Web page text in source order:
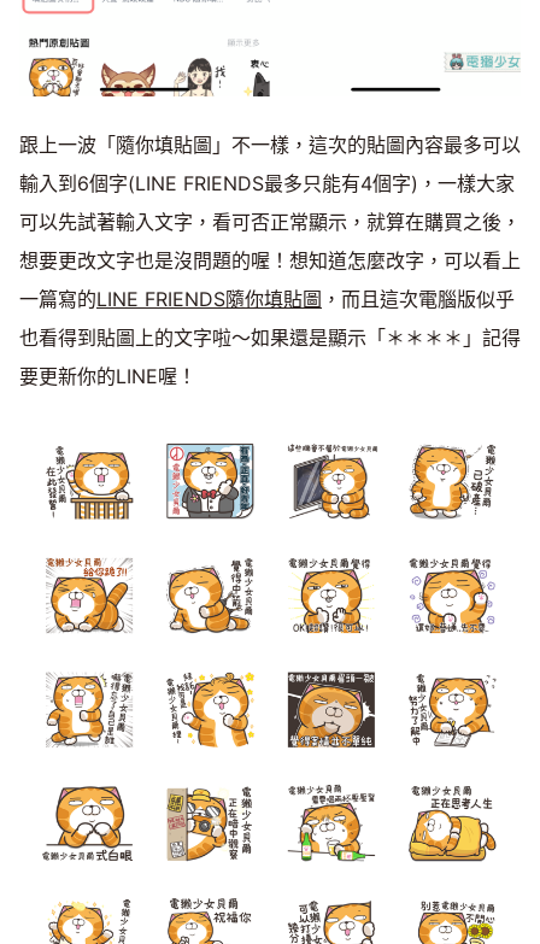
跟上一波「隨你填貼圖」不一樣，這次的貼圖內容最多可以
輸入到6個字(LINE FRIENDS最多只能有4個字)，一樣大家
可以先試著輸入文字，看可否正常顯示，就算在購買之後，
想要更改文字也是沒問題的喔！想知道怎麼改字，可以看上
一篇寫的LINE FRIENDS隨你填貼圖 ，而且這次電腦版似乎
也看得到貼圖上的文字啦～如果還是顯示「＊＊＊＊」記得
要更新你的LINE喔！